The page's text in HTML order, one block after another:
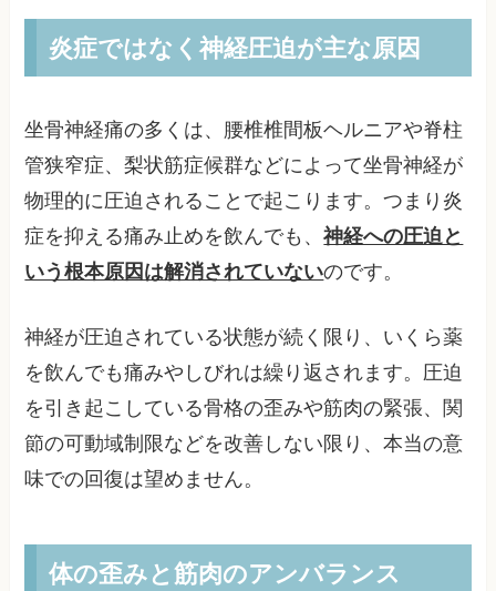
炎症ではなく神経圧迫が主な原因
坐骨神経痛の多くは、腰椎椎間板ヘルニアや脊柱
管狭窄症、梨状筋症候群などによって坐骨神経が
物理的に圧迫されることで起こります。つまり炎
症を抑える痛み止めを飲んでも、神経への圧迫と
いう根本原因は解消されていないのです。
神経が圧迫されている状態が続く限り、いくら薬
を飲んでも痛みやしびれは繰り返されます。圧迫
を引き起こしている骨格の歪みや筋肉の緊張、関
節の可動域制限などを改善しない限り、本当の意
味での回復は望めません。
体の歪みと筋肉のアンバランス